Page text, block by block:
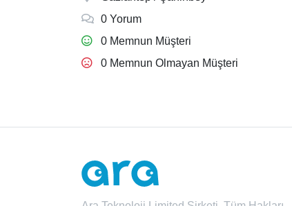
0 Yorum
0 Memnun Müşteri
0 Memnun Olmayan Müşteri